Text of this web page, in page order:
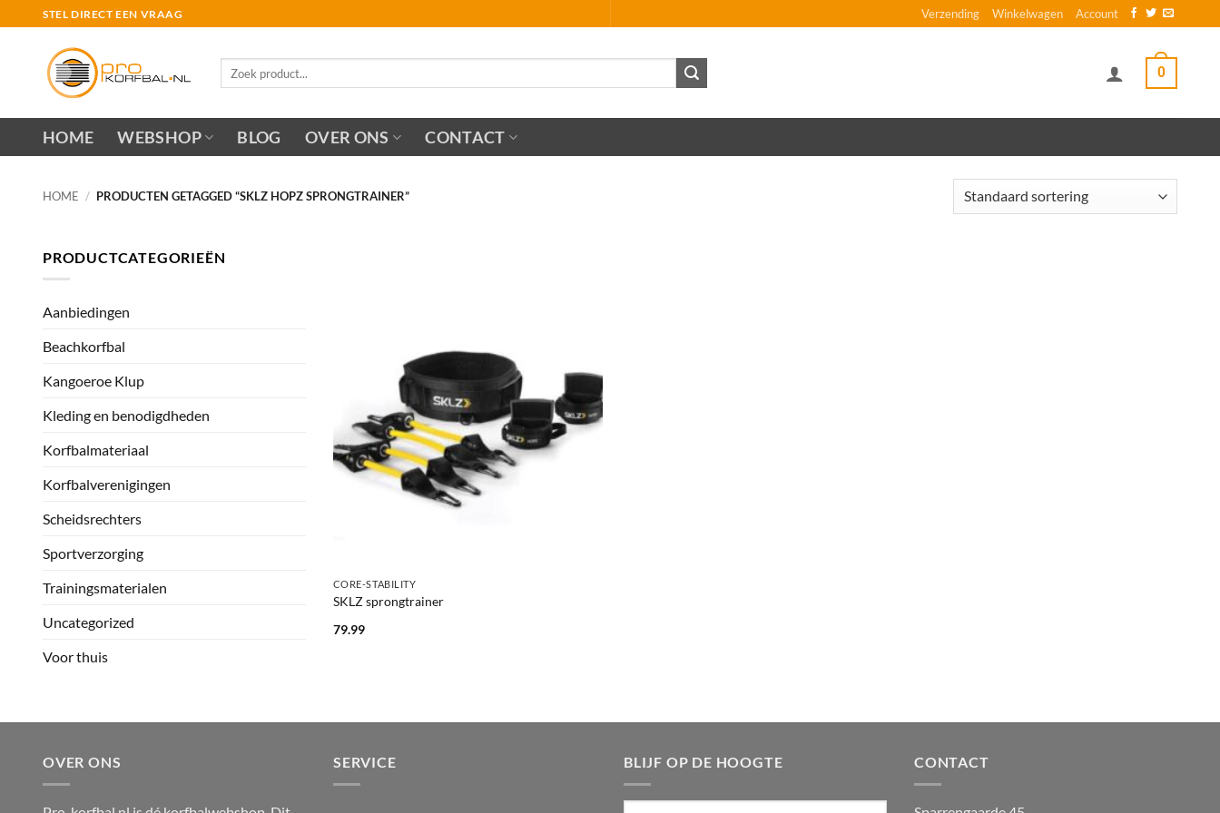
naar
STEL DIRECT EEN VRAAG Verzending Winkelwagen Account
0
HOME WEBSHOP BLOG OVER ONS CONTACT
HOME / PRODUCTEN GETAGGED “SKLZ HOPZ SPRONGTRAINER”
PRODUCTCATEGORIEËN
Aanbiedingen
Beachkorfbal
Kangoeroe Klup
Kleding en benodigdheden
Korfbalmateriaal
Korfbalverenigingen
Scheidsrechters
Sportverzorging
Trainingsmaterialen
Uncategorized
Voor thuis
CORE-STABILITY
SKLZ sprongtrainer
79.99
OVER ONS SERVICE BLIJF OP DE HOOGTE CONTACT